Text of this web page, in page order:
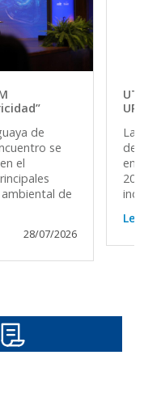
de
se
el
de
28/07/2026
La
del
en